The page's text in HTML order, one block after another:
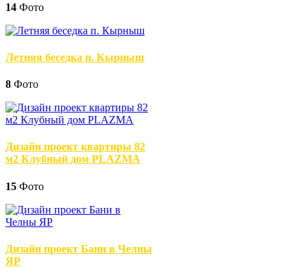
14 Фото
Летняя беседка п. Кырныш
8 Фото
Дизайн проект квартиры 82
м2 Клубный дом PLAZMA
15 Фото
Дизайн проект Бани в Челны
ЯР